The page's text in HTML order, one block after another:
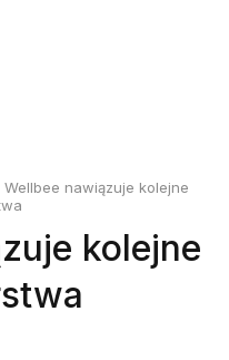
Wellbee nawiązuje kolejne
kolejne